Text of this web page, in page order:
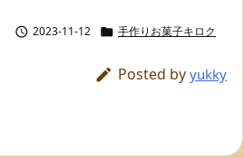
 2023-11-12  手作りお菓子キロク
 Posted by yukky